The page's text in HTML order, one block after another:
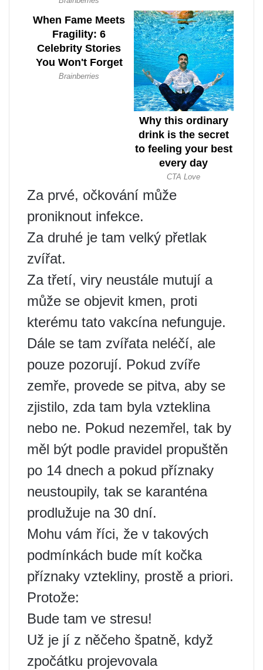
Za prvé, očkování může
proniknout infekce.
Za druhé je tam velký přetlak
zvířat.
Za třetí, viry neustále mutují a
může se objevit kmen, proti
kterému tato vakcína nefunguje.
Dále se tam zvířata neléčí, ale
pouze pozorují. Pokud zvíře
zemře, provede se pitva, aby se
zjistilo, zda tam byla vzteklina
nebo ne. Pokud nezemřel, tak by
měl být podle pravidel propuštěn
po 14 dnech a pokud příznaky
neustoupily, tak se karanténa
prodlužuje na 30 dní.
Mohu vám říci, že v takových
podmínkách bude mít kočka
příznaky vztekliny, prostě a priori.
Protože:
Bude tam ve stresu!
Už je jí z něčeho špatně, když
zpočátku projevovala